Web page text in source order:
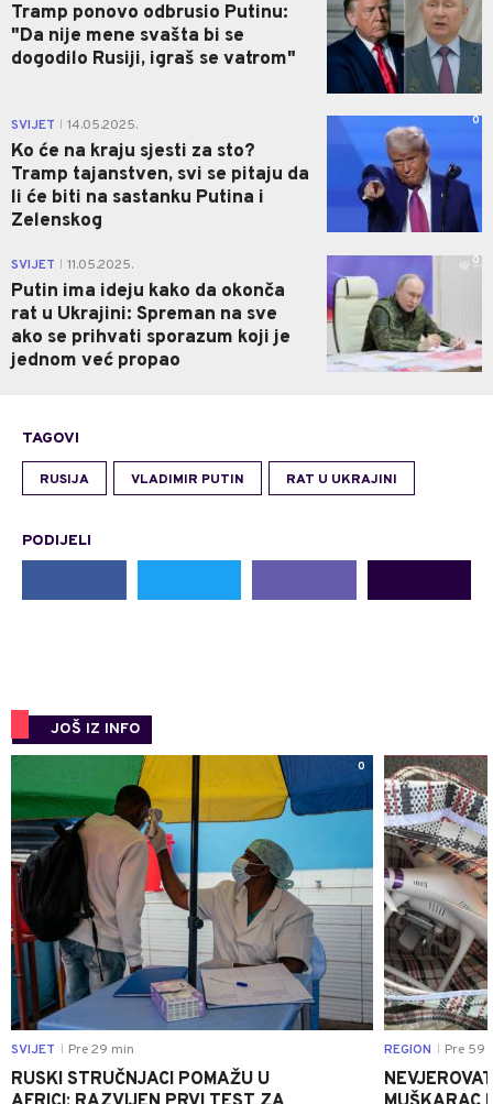
Tramp ponovo odbrusio Putinu:
"Da nije mene svašta bi se
dogodilo Rusiji, igraš se vatrom"
SVIJET 14.05.2025.
Ko će na kraju sjesti za sto?
Tramp tajanstven, svi se pitaju da
li će biti na sastanku Putina i
Zelenskog
0
SVIJET 11.05.2025.
Putin ima ideju kako da okonča
rat u Ukrajini: Spreman na sve
ako se prihvati sporazum koji je
jednom već propao
0
TAGOVI
RUSIJA VLADIMIR PUTIN RAT U UKRAJINI
PODIJELI
JOŠ IZ INFO
0
SVIJET Pre 29 min
RUSKI STRUČNJACI POMAŽU U
REGION Pre 59